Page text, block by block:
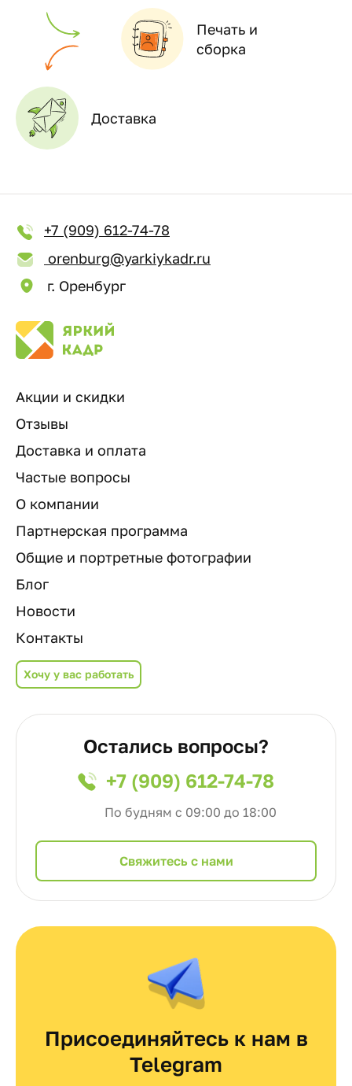
Печать и
сборка
Доставка
+7 (909) 612-74-78
orenburg@yarkiykadr.ru
г. Оренбург
Акции и скидки
Отзывы
Доставка и оплата
Частые вопросы
О компании
Партнерская программа
Общие и портретные фотографии
Блог
Новости
Контакты
Хочу у вас работать
Остались вопросы?
+7 (909) 612-74-78
По будням с 09:00 до 18:00
Cвяжитесь с нами
Присоединяйтесь к нам в
Telegram